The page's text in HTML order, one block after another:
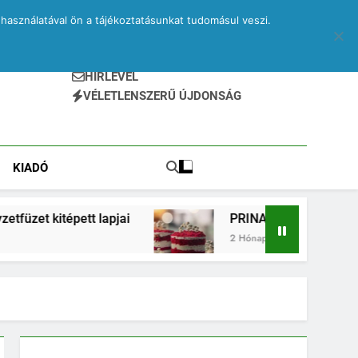
HÍRLEVÉL
VÉLETLENSZERŰ ÚJDONSÁG
KIADÓ
PRINA és kvantumsüti – egy elveszett
2 Hónap Ezelőtt
ön a tájékoztatásunkat tudomásul veszi.